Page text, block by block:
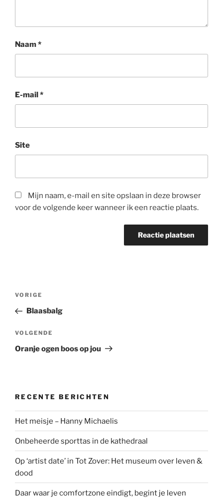
Naam*
E-mail*
Site
Mijn naam, e-mail en site opslaan in deze browser
voor de volgende keer wanneer ik een reactie plaats.
Bericht
Vorig
bericht
VORIGE
Blaasbalg
Volgend
bericht
VOLGENDE
Oranje ogen boos op jou
RECENTE BERICHTEN
Het meisje – Hanny Michaelis
Onbeheerde sporttas in de kathedraal
Op ‘artist date’ in Tot Zover: Het museum over leven &
dood
Daar waar je comfortzone eindigt, begint je leven